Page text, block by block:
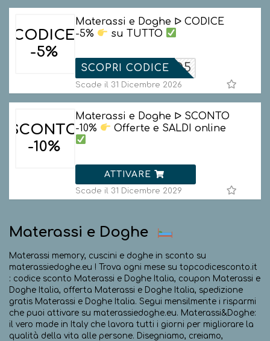
CODICE
-5%
Materassi e Doghe ᐅ CODICE
-5%
su TUTTO
MED5
SCOPRI CODICE
Scade il 31 Dicembre 2026
SCONTO
-10%
Materassi e Doghe ᐅ SCONTO
-10%
Offerte e SALDI online
ATTIVARE
Scade il 31 Dicembre 2029
Materassi e Doghe
Materassi memory, cuscini e doghe in sconto su
materassiedoghe.eu ! Trova ogni mese su topcodicesconto.it
: codice sconto Materassi e Doghe Italia, coupon Materassi e
Doghe Italia, offerta Materassi e Doghe Italia, spedizione
gratis Materassi e Doghe Italia. Segui mensilmente i risparmi
che puoi attivare su materassiedoghe.eu. Materassi&Doghe:
il vero made in Italy che lavora tutti i giorni per migliorare la
qualità della vita alle persone. Disegniamo, creiamo,